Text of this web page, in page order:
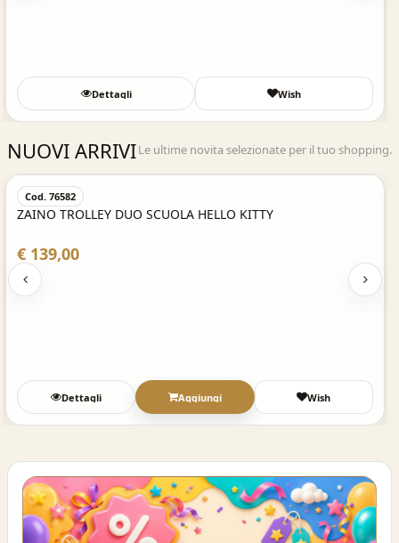
Dettagli Wish
NUOVI ARRIVILe ultime novita selezionate per il tuo shopping.
Acquisto Veloce
Cod. 76582
ZAINO TROLLEY DUO SCUOLA HELLO KITTY
€ 139,00
Dettagli Aggiungi Wish